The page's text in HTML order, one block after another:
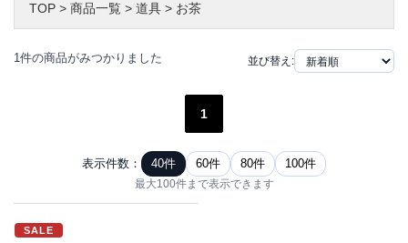
TOP > 商品一覧 > 道具 > お茶
1件の商品がみつかりました 並び替え:
1
表示件数： 40件 60件 80件 100件
最大100件まで表示できます
SALE